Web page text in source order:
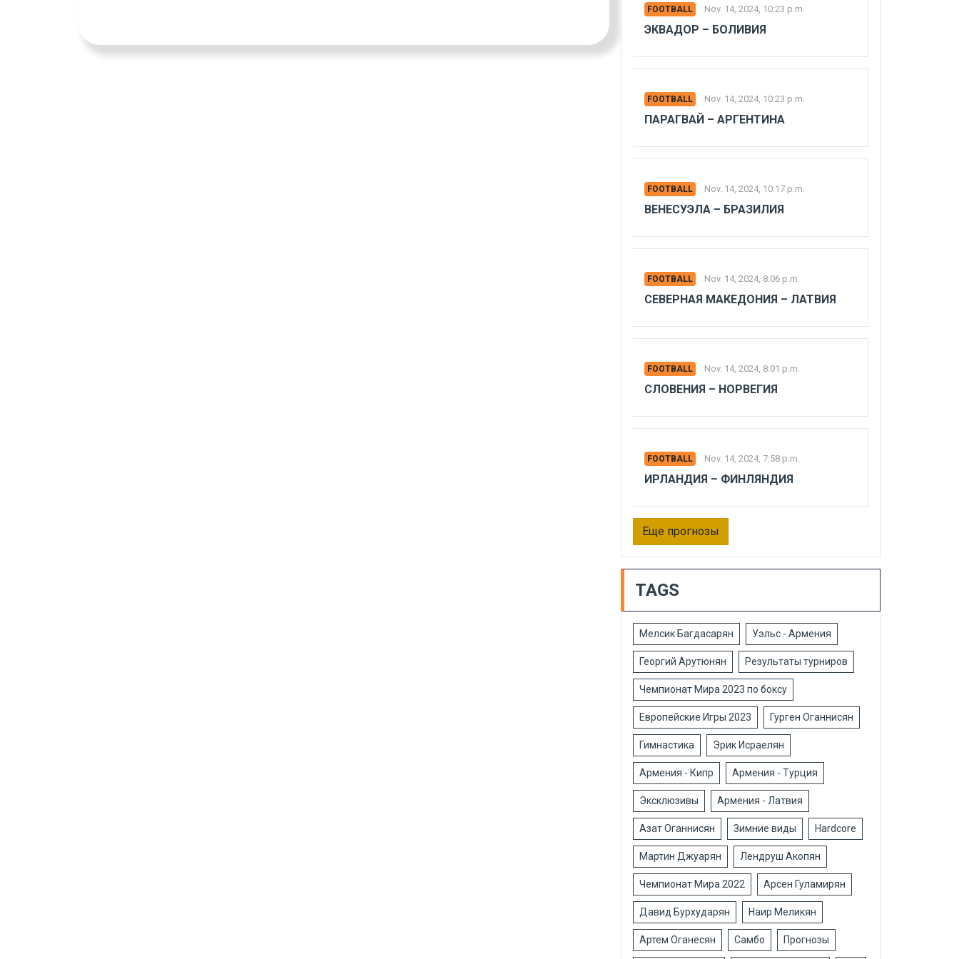
FOOTBALL Nov. 14, 2024, 10:23 p.m.
ЭКВАДОР – БОЛИВИЯ
FOOTBALL Nov. 14, 2024, 10:23 p.m.
ПАРАГВАЙ – АРГЕНТИНА
FOOTBALL Nov. 14, 2024, 10:17 p.m.
ВЕНЕСУЭЛА – БРАЗИЛИЯ
FOOTBALL Nov. 14, 2024, 8:06 p.m.
СЕВЕРНАЯ МАКЕДОНИЯ – ЛАТВИЯ
FOOTBALL Nov. 14, 2024, 8:01 p.m.
СЛОВЕНИЯ – НОРВЕГИЯ
FOOTBALL Nov. 14, 2024, 7:58 p.m.
ИРЛАНДИЯ – ФИНЛЯНДИЯ
Еще прогнозы
TAGS
Мелсик Багдасарян Уэльс - Армения
Георгий Арутюнян Результаты турниров
Чемпионат Мира 2023 по боксу
Европейские Игры 2023 Гурген Оганнисян
Гимнастика Эрик Исраелян
Армения - Кипр Армения - Турция
Эксклюзивы Армения - Латвия
Азат Оганнисян Зимние виды Hardcore
Мартин Джуарян Лендруш Акопян
Чемпионат Мира 2022 Арсен Гуламирян
Давид Бурхударян Наир Меликян
Артем Оганесян Самбо Прогнозы